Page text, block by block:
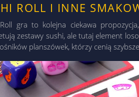
ROLL I INNE
gra to kolejna ciekawa
zestawy sushi, ale tutaj element
planszówek, którzy cenią